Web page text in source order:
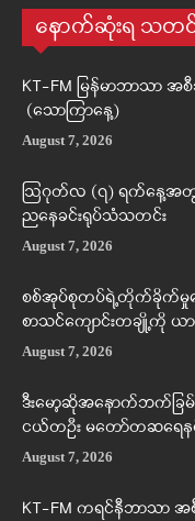
နောက်ဆုံးရ သတင်း
KT-FM မြန်မာဘာသာ
(သောကြာနေ့)
August 7, 2026
ဩဂုတ်လ (၇) ရက်နေ့အတွ
ညနေခင်းရုပ်သံသတင်း
August 7, 2026
စစ်အုပ်စုတပ်ရဲ့တိုက်ခိုက်မှုတွ
စာသင်ကျောင်းတချို့ကို
August 7, 2026
ဒီးမော့ဆိုအနောက်ဘက်ခြမ်
ငယ်တဦး မတော်တဆရေ
August 7, 2026
KT-FM ကရင်နီဘာသာ